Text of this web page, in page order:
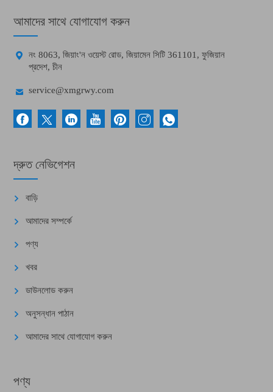
আমাদের সাথে যোগাযোগ করুন

নং 8063, জিয়াং'ন ওয়েস্ট রোড, জিয়ামেন সিটি 361101, ফুজিয়ান
প্রদেশ, চীন
 service@xmgrwy.com
দ্রুত নেভিগেশন
বাড়ি
আমাদের সম্পর্কে
পণ্য
খবর
ডাউনলোড করুন
অনুসন্ধান পাঠান
আমাদের সাথে যোগাযোগ করুন
পণ্য